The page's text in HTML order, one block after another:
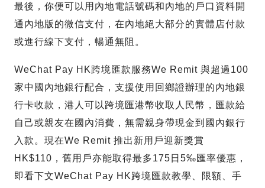
最後，你便可以用內地電話號碼和內地的戶口資料開
通內地版的微信支付，在內地絕大部分的實體店付款
或進行線下支付，暢通無阻。
WeChat Pay HK跨境匯款服務We Remit 與超過100
家中國內地銀行配合，支援使用回鄉證辦理的內地銀
行卡收款，港人可以跨境匯港幣收取人民幣，匯款給
自己或親友在國內消費，無需親身帶現金到國內銀行
入款。現在We Remit 推出新用戶迎新獎賞
HK$110，舊用戶亦能取得最多175日5‰匯率優惠，
即看下文WeChat Pay HK跨境匯款教學、限額、手